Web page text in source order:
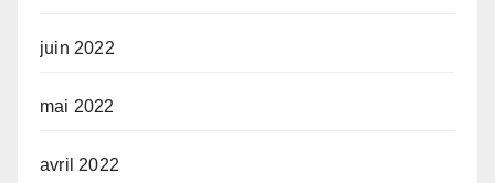
juin 2022
mai 2022
avril 2022